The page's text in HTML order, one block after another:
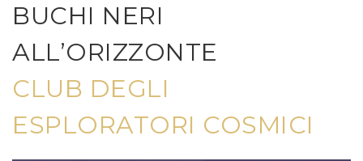
BUCHI NERI
ALL’ORIZZONTE
CLUB DEGLI
ESPLORATORI COSMICI